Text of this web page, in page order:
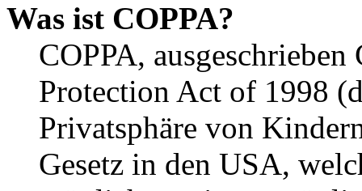
Was ist COPPA?
COPPA,
Protection Act of 1998
Privatsphäre von
Gesetz in den USA,